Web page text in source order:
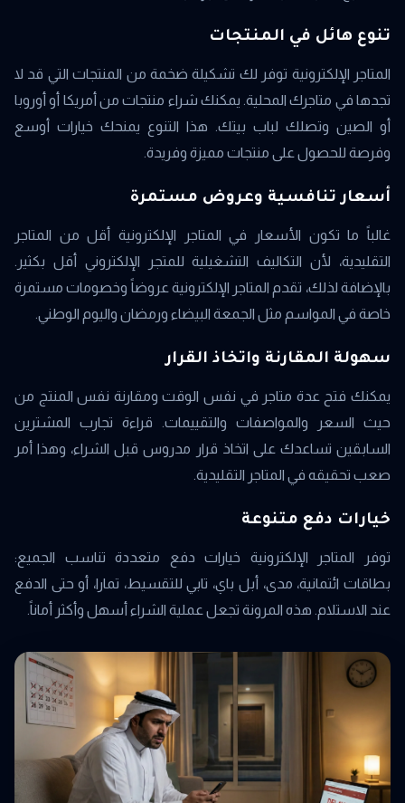
تنوع هائل في المنتجات
المتاجر الإلكترونية توفر لك تشكيلة ضخمة من المنتجات التي قد لا
تجدها في متاجرك المحلية. يمكنك شراء منتجات من أمريكا أو أوروبا
أو الصين وتصلك لباب بيتك. هذا التنوع يمنحك خيارات أوسع
وفرصة للحصول على منتجات مميزة وفريدة.
أسعار تنافسية وعروض مستمرة
غالباً ما تكون الأسعار في المتاجر الإلكترونية أقل من المتاجر
التقليدية، لأن التكاليف التشغيلية للمتجر الإلكتروني أقل بكثير.
بالإضافة لذلك، تقدم المتاجر الإلكترونية عروضاً وخصومات مستمرة
خاصة في المواسم مثل الجمعة البيضاء ورمضان واليوم الوطني.
سهولة المقارنة واتخاذ القرار
يمكنك فتح عدة متاجر في نفس الوقت ومقارنة نفس المنتج من
حيث السعر والمواصفات والتقييمات. قراءة تجارب المشترين
السابقين تساعدك على اتخاذ قرار مدروس قبل الشراء، وهذا أمر
صعب تحقيقه في المتاجر التقليدية.
خيارات دفع متنوعة
توفر المتاجر الإلكترونية خيارات دفع متعددة تناسب الجميع:
بطاقات ائتمانية، مدى، أبل باي، تابي للتقسيط، تمارا، أو حتى الدفع
عند الاستلام. هذه المرونة تجعل عملية الشراء أسهل وأكثر أماناً.